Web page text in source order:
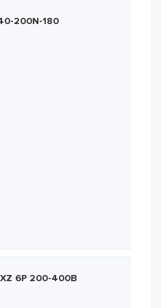
200N-180
200N-180
6P 200-400B